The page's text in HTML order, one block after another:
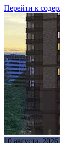
Перейти к
10 августа, 2026